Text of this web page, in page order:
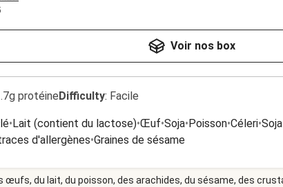
Voir nos box
protéineDifficulty: Facile
•Lait (contient du lactose)•Œuf•Soja•Poisson•Céleri•Soja
d'allergènes•Graines de sésame
œufs, du lait, du poisson, des arachides, du sésame, des